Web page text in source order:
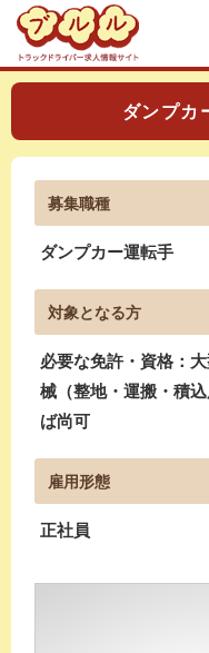
ダンプカ
募集職種
ダンプカー運転手
対象となる方
必要な免許・資格：
械（整地・運搬・積
ば尚可
雇用形態
正社員